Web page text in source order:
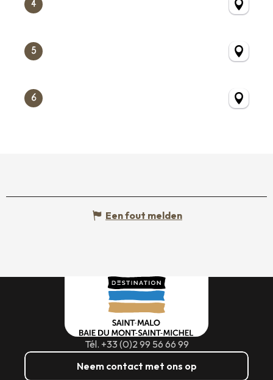
4
5
6
Een fout melden
Tél. +33 (0)2 99 56 66 99
Neem contact met ons op